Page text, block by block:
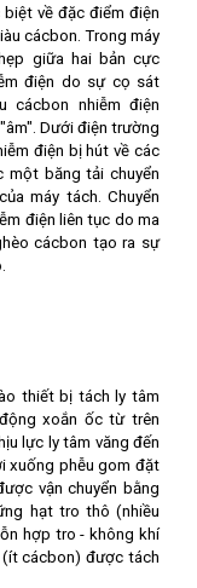
về đặc điểm điện
cácbon. Trong máy
giữa hai bản cực
điện do sự cọ sát
cácbon nhiễm điện
Dưới điện trường
điện bị hút về các
một băng tải chuyển
máy tách. Chuyển
điện liên tục do ma
cácbon tạo ra sự
thiết bị tách ly tâm
xoắn ốc từ trên
lực ly tâm văng đến
xuống phễu gom đặt
vận chuyển bằng
hạt tro thô (nhiều
hợp tro - không khí
cácbon) được tách